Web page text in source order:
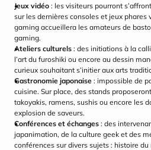
Jeux vidéo : les visiteurs pourront
sur les dernières consoles et jeux phares
gaming accueillera les amateurs de
gaming.
Ateliers culturels : des initiations à la
l’art du furoshiki ou encore au dessin
curieux souhaitant s’initier aux arts
Gastronomie japonaise : impossible de
cuisine. Sur place, des stands
takoyakis, ramens, sushis ou encore les
explosion de saveurs.
Conférences et échanges : des
japanimation, de la culture geek et des
conférences sur divers sujets : histoire